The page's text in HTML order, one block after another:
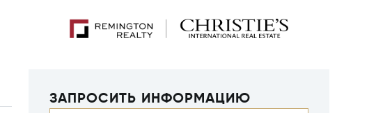
ЗАПРОСИТЬ ИНФОРМАЦИЮ